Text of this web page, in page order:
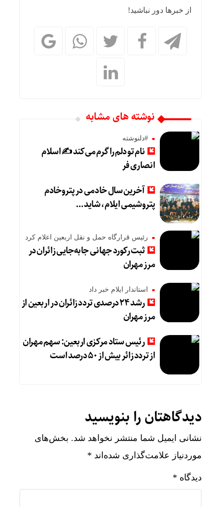
از خبرها دور نباشید!
نوشته های مشابه
#دلنوشته
نام تو دلم را گرم می‌کند ✍️ اسلام
انصاری فر
آخرین سال خادمی در پتروخادم
پتروشیمی ایلام، شاید …
رئیس قرارگاه حمل و نقل اربعین اعلام کرد
ثبت رکورد جهانی جابه‌جایی زائران در
مرز مهران
استاندار ایلام خبر داد
رشد ۲۴ درصدی تردد زائران در اربعین از
مرز مهران
رئیس ستاد مرکزی اربعین: سهم مهران
از تردد زائر بیش از ۵۰ درصد است
دیدگاهتان را بنویسید
نشانی ایمیل شما منتشر نخواهد شد. بخش‌های
موردنیاز علامت‌گذاری شده‌اند *
دیدگاه *